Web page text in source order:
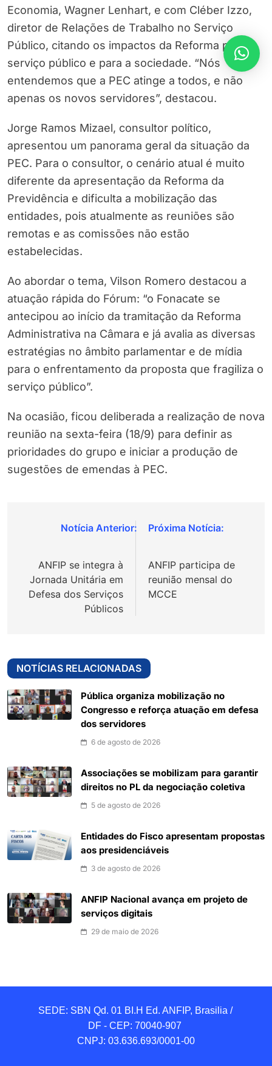
Economia, Wagner Lenhart, e com Cléber Izzo,
diretor de Relações de Trabalho no Serviço
Público, citando os impactos da Reforma para o
serviço público e para a sociedade. “Nós
entendemos que a PEC atinge a todos, e não
apenas os novos servidores”, destacou.
Jorge Ramos Mizael, consultor político,
apresentou um panorama geral da situação da
PEC. Para o consultor, o cenário atual é muito
diferente da apresentação da Reforma da
Previdência e dificulta a mobilização das
entidades, pois atualmente as reuniões são
remotas e as comissões não estão
estabelecidas.
Ao abordar o tema, Vilson Romero destacou a
atuação rápida do Fórum: “o Fonacate se
antecipou ao início da tramitação da Reforma
Administrativa na Câmara e já avalia as diversas
estratégias no âmbito parlamentar e de mídia
para o enfrentamento da proposta que fragiliza o
serviço público”.
Na ocasião, ficou deliberada a realização de nova
reunião na sexta-feira (18/9) para definir as
prioridades do grupo e iniciar a produção de
sugestões de emendas à PEC.
Navegação
Post
ANFIP se integra à
Jornada Unitária em
Defesa dos Serviços
Públicos
ANFIP participa de
reunião mensal do
MCCE
NOTÍCIAS RELACIONADAS
Pública organiza mobilização no
Congresso e reforça atuação em defesa
dos servidores
6 de agosto de 2026
Associações se mobilizam para garantir
direitos no PL da negociação coletiva
5 de agosto de 2026
Entidades do Fisco apresentam propostas
aos presidenciáveis
3 de agosto de 2026
ANFIP Nacional avança em projeto de
serviços digitais
29 de maio de 2026
SEDE: SBN Qd. 01 BI.H Ed. ANFIP, Brasilia /
DF - CEP: 70040-907
CNPJ: 03.636.693/0001-00